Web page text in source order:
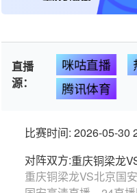
直播
源：
咪咕直播
腾讯体育
比赛时间: 2026-05-30
对阵双方:重庆铜梁龙
重庆铜梁龙VS北京国